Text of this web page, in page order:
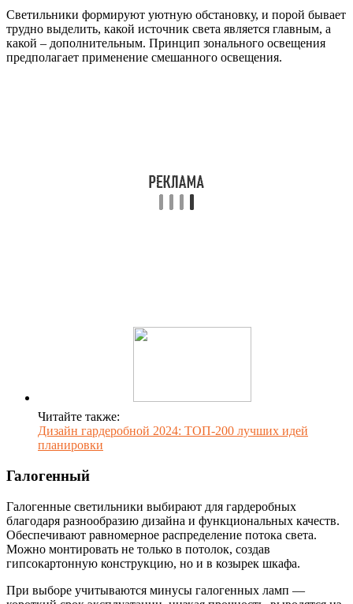
Светильники формируют уютную обстановку, и порой бывает
трудно выделить, какой источник света является главным, а
какой – дополнительным. Принцип зонального освещения
предполагает применение смешанного освещения.
Читайте также:
Дизайн гардеробной 2024: ТОП-200 лучших идей
планировки
Галогенный
Галогенные светильники выбирают для гардеробных
благодаря разнообразию дизайна и функциональных качеств.
Обеспечивают равномерное распределение потока света.
Можно монтировать не только в потолок, создав
гипсокартонную конструкцию, но и в козырек шкафа.
При выборе учитываются минусы галогенных ламп —